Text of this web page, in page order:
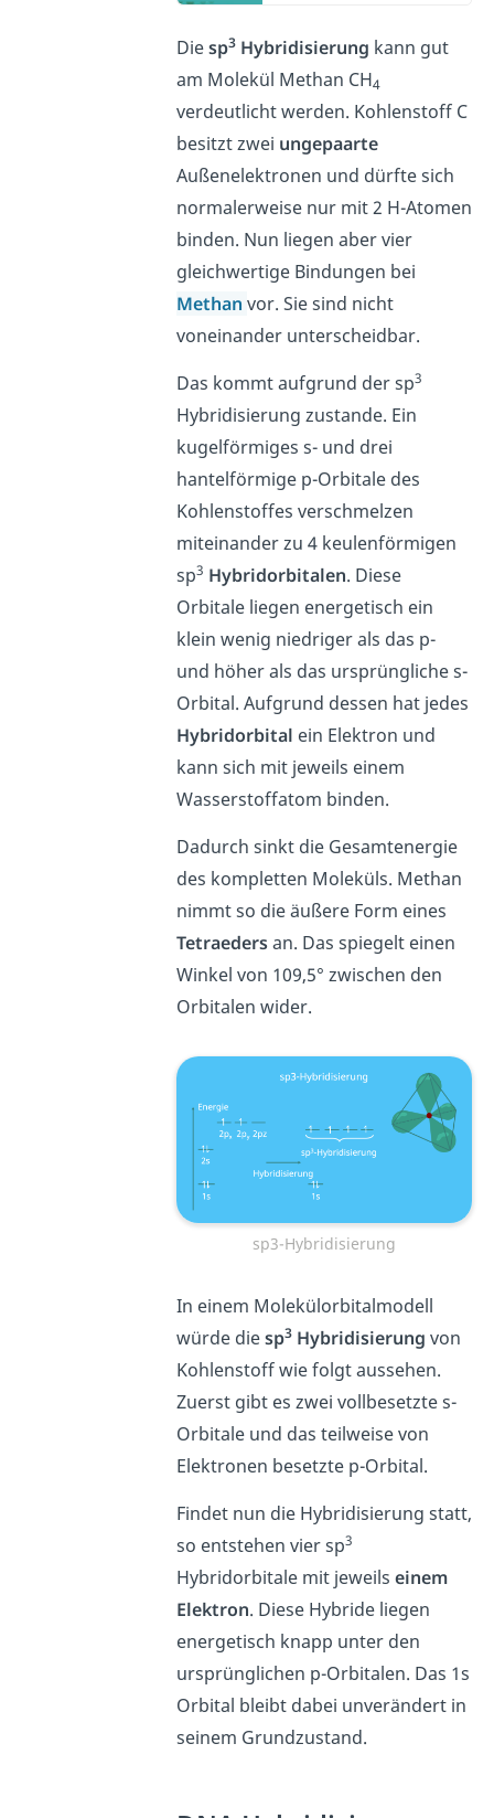
Diesp3Hybridisierung kann gut
am Molekül Methan CH4
verdeutlicht werden. Kohlenstoff C
besitzt zwei ungepaarte
Außenelektronen und dürfte sich
normalerweise nur mit 2 H-Atomen
binden. Nun liegen aber vier
gleichwertige Bindungen bei
Methan vor. Sie sind nicht
voneinander unterscheidbar.
Das kommt aufgrund der sp3
Hybridisierung zustande. Ein
kugelförmiges s- und drei
hantelförmige p-Orbitale des
Kohlenstoffes verschmelzen
miteinander zu 4 keulenförmigen
sp3 Hybridorbitalen. Diese
Orbitale liegen energetisch ein
klein wenig niedriger als das p-
und höher als das ursprüngliche s-
Orbital. Aufgrund dessen hat jedes
Hybridorbital ein Elektron und
kann sich mit jeweils einem
Wasserstoffatom binden.
Dadurch sinkt die Gesamtenergie
des kompletten Moleküls. Methan
nimmt so die äußere Form eines
Tetraedersan. Das spiegelt einen
Winkel von 109,5° zwischen den
Orbitalen wider.
sp3-Hybridisierung
In einem Molekülorbitalmodell
würde diesp3Hybridisierung von
Kohlenstoff wie folgt aussehen.
Zuerst gibt es zwei vollbesetzte s-
Orbitale und das teilweise von
Elektronen besetzte p-Orbital.
Findet nun die Hybridisierung statt,
so entstehen vier sp3
Hybridorbitale mit jeweils einem
Elektron. Diese Hybride liegen
energetisch knapp unter den
ursprünglichen p-Orbitalen. Das 1s
Orbital bleibt dabei unverändert in
seinem Grundzustand.